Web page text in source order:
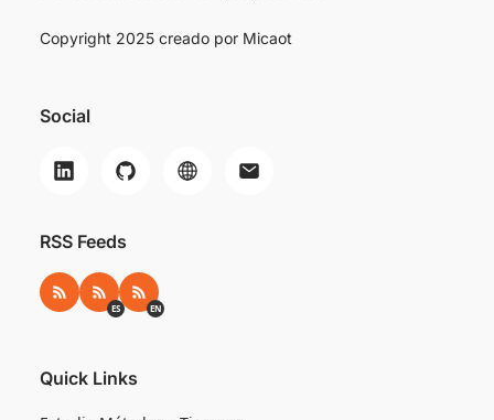
Copyright 2025 creado por Micaot
Social
RSS Feeds
RSS RSS ES
ES RSS EN
EN
Quick Links